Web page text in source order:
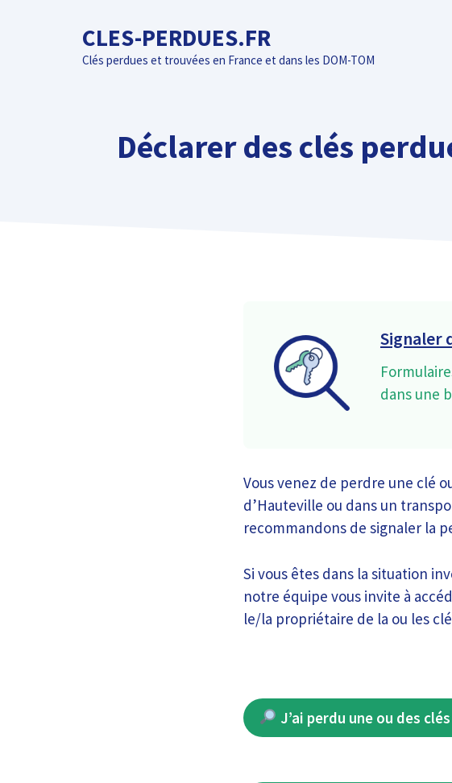
CLES-PERDUES.FR
Clés perdues et trouvées en France et dans les DOM-TOM
Déclarer des clés
Signaler
dans une
Vous venez de perdre une clé
d’Hauteville ou dans un
recommandons de signaler la
Si vous êtes dans la situation
notre équipe vous invite à
le/la propriétaire de la ou les
J’ai perdu une ou des